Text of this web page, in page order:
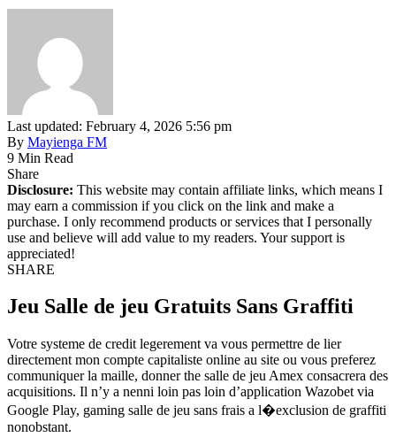
Last updated: February 4, 2026 5:56 pm
By Mayienga FM
9 Min Read
Share
Disclosure: This website may contain affiliate links, which means I
may earn a commission if you click on the link and make a
purchase. I only recommend products or services that I personally
use and believe will add value to my readers. Your support is
appreciated!
SHARE
Jeu Salle de jeu Gratuits Sans Graffiti
Votre systeme de credit legerement va vous permettre de lier
directement mon compte capitaliste online au site ou vous preferez
communiquer la maille, donner the salle de jeu Amex consacrera des
acquisitions. Il n’y a nenni loin pas loin d’application Wazobet via
Google Play, gaming salle de jeu sans frais a l�exclusion de graffiti
nonobstant.